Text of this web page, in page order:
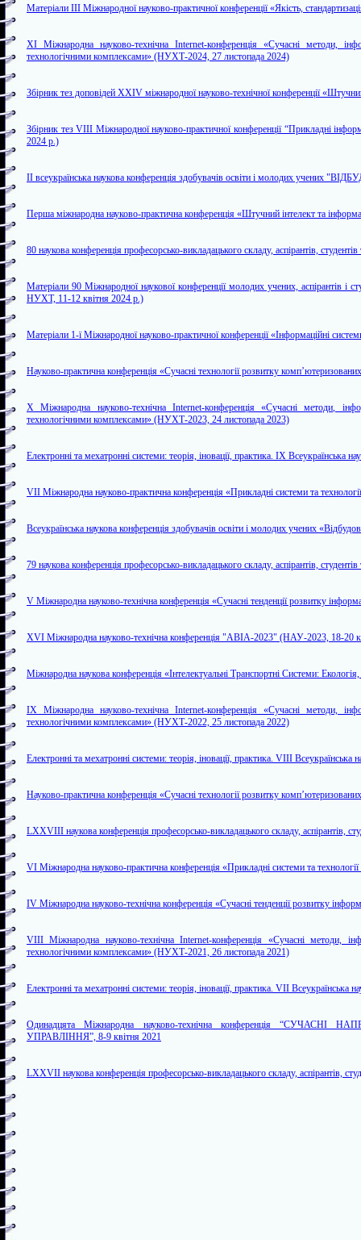
Матеріали ІІІ Міжнародної науково-практичної конференції «Якість,
XI Міжнародна науково-технічна Internet-конференція «Сучасні методи,
технологічними комплексами» (НУХТ-2024, 27 листопада 2024)
Збірник тез доповідей XXIV міжнародної науково-технічної конференції
Збірник тез VIII Міжнародної науково-практичної конференції “Прикладні
2024 р.)
ІІ всеукраїнська наукова конференція здобувачів освіти і молодих
Перша міжнародна науково-практична конференція «Штучний інтелект та
80 наукова конференція професорсько-викладацького складу, аспірантів,
Матеріали 90 Міжнародної наукової конференції молодих учених, аспірантів
НУХТ, 11-12 квітня 2024 р.)
Матеріали 1-ї Міжнародної науково-практичної конференції «Інформаційні
Науково-практична конференція «Сучаснi технологiї розвитку
X Міжнародна науково-технічна Internet-конференція «Сучасні методи,
технологічними комплексами» (НУХТ-2023, 24 листопада 2023)
Електронні та мехатронні системи: теорія, іновації, практика. IX
VII Міжнародна науково-практична конференція «Прикладні системи та
Всеукраїнська наукова конференція здобувачів освіти і молодих учених
79 наукова конференція професорсько-викладацького складу, аспірантів,
V Міжнародна науково-технічна конференція «Сучасні тенденції розвитку
XVI Міжнародна науково-технічна конференція "АВІА-2023" (НАУ-2023, 18-20
Міжнародна наукова конференція «Інтелектуальні Транспортні Системи:
IX Міжнародна науково-технічна Internet-конференція «Сучасні методи,
технологічними комплексами» (НУХТ-2022, 25 листопада 2022)
Електронні та мехатронні системи: теорія, іновації, практика. VIII
Науково-практична конференція «Сучаснi технологiї розвитку
LXXVIII наукова конференція професорсько-викладацького складу, аспірантів,
VI Міжнародна науково-практична конференція «Прикладні системи та
IV Міжнародна науково-технічна конференція «Сучасні тенденції розвитку
VIII Міжнародна науково-технічна Internet-конференція «Сучасні методи,
технологічними комплексами» (НУХТ-2021, 26 листопада 2021)
Електронні та мехатронні системи: теорія, іновації, практика. VII
Одинадцята Міжнародна науково-технічна конференція
УПРАВЛІННЯ”, 8-9 квітня 2021
LXXVII наукова конференція професорсько-викладацького складу, аспірантів,